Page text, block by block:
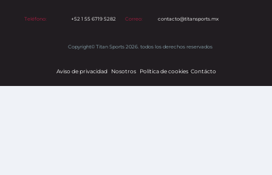
Teléfono: +52 1 55 6719 5282 Correo: contacto@titansports.mx
Copyright© Titan Sports 2026. todos los derechos reservados
Aviso de privacidad Nosotros Política de cookiess Contácto